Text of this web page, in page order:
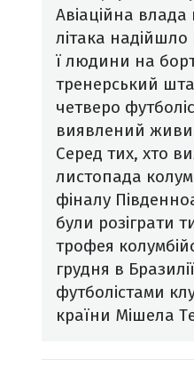
Авіаційна
літака
ї людини на
тренерський
четверо
виявлений
Серед тих, хто
листопада
фіналу
були розіграти
трофея
грудня в
футболістами
країни Мішела